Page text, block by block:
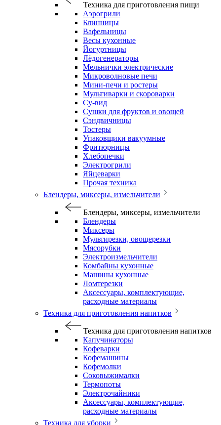
Техника для приготовления пищи
Аэрогрили
Блинницы
Вафельницы
Весы кухонные
Йогуртницы
Лёдогенераторы
Мельнички электрические
Микроволновые печи
Мини-печи и ростеры
Мультиварки и скороварки
Су-вид
Сушки для фруктов и овощей
Сэндвичницы
Тостеры
Упаковщики вакуумные
Фритюрницы
Хлебопечки
Электрогрили
Яйцеварки
Прочая техника
Блендеры, миксеры, измельчители
Блендеры, миксеры, измельчители
Блендеры
Миксеры
Мультирезки, овощерезки
Мясорубки
Электроизмельчители
Комбайны кухонные
Машины кухонные
Ломтерезки
Аксессуары, комплектующие,
расходные материалы
Техника для приготовления напитков
Техника для приготовления напитков
Капучинаторы
Кофеварки
Кофемашины
Кофемолки
Соковыжималки
Термопоты
Электрочайники
Аксессуары, комплектующие,
расходные материалы
Техника для уборки